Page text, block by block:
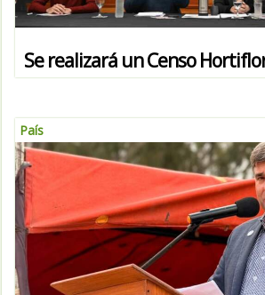
Se realizará un Censo
País